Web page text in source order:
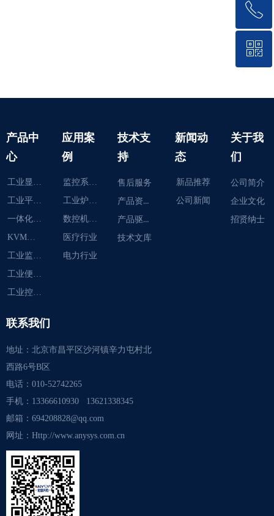
产品中
心
工业显示器
工业平板电脑
一体化工作站
KVM切换器
工业监视器
工业便携机
工业控制计算机
应用案
例
监控系统智能化
工业炉智能化
数控机床智能
医疗行业
电力行业
技术支
持
售后服务
产品资料下载
产品驱动下载
技术文库
新闻动
态
新品推荐
公司新闻
关于我
们
公司简介
企业文化
招贤纳士
联系我们
地址： 北京市昌平区沙河镇辛力屯村北
西路6号B区
电话： 010-52742265
手机： 13366610930 13621338345
邮箱： 694208828@qq.com
网址： Http://www.anysys.com.cn
回到顶部
ꂅ
13366610930
ꀥ